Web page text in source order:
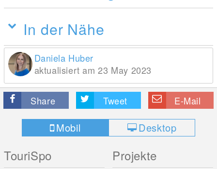
In der Nähe
Daniela Huber
aktualisiert am 23 May 2023
Share Tweet E-Mail
Mobil Desktop
TouriSpo Projekte